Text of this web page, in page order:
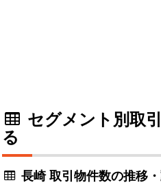
セグメント別取
る
長崎 取引物件数の推移